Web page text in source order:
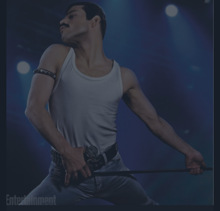
Jön még kép!